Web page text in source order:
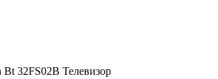
32FS02B Телевизор